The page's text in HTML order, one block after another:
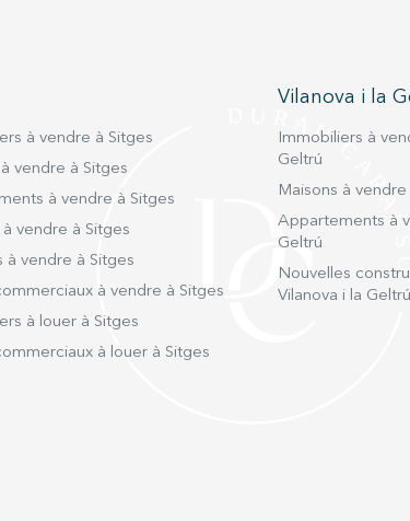
à vendre à Sitges
vendre à Sitges
à vendre à Sitges
vendre à Sitges
à vendre à Sitges
à vendre à Sitges
à louer à Sitges
à louer à Sitges
Vilanova i la
Immobiliers à
Geltrú
Maisons à
Appartements à
Geltrú
Nouvelles
Vilanova i la Geltrú